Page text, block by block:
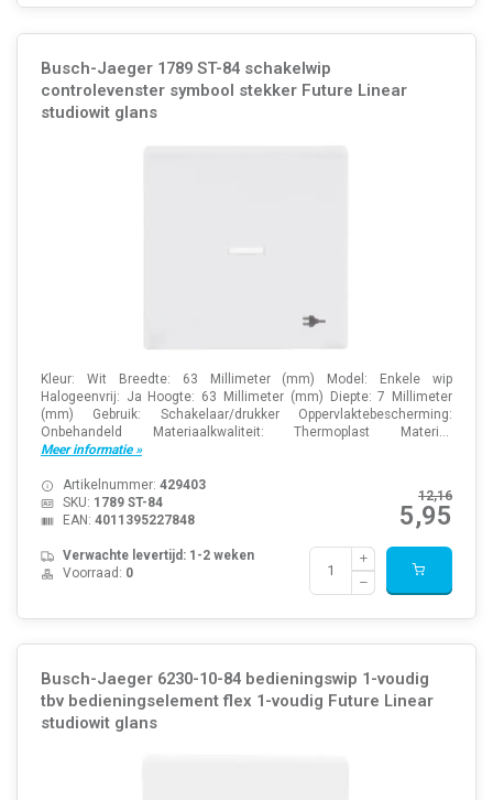
Busch-Jaeger 1789 ST-84 schakelwip
controlevenster symbool stekker Future Linear
studiowit glans
Kleur: Wit Breedte: 63 Millimeter (mm) Model: Enkele wip
Halogeenvrij: Ja Hoogte: 63 Millimeter (mm) Diepte: 7 Millimeter
(mm) Gebruik: Schakelaar/drukker Oppervlaktebescherming:
Onbehandeld Materiaalkwaliteit: Thermoplast Materi...
Meer informatie »
12,16
5,95
Artikelnummer: 429403
SKU: 1789 ST-84
EAN: 4011395227848
Verwachte levertijd: 1-2 weken
Voorraad: 0
Busch-Jaeger 6230-10-84 bedieningswip 1-voudig
tbv bedieningselement flex 1-voudig Future Linear
studiowit glans